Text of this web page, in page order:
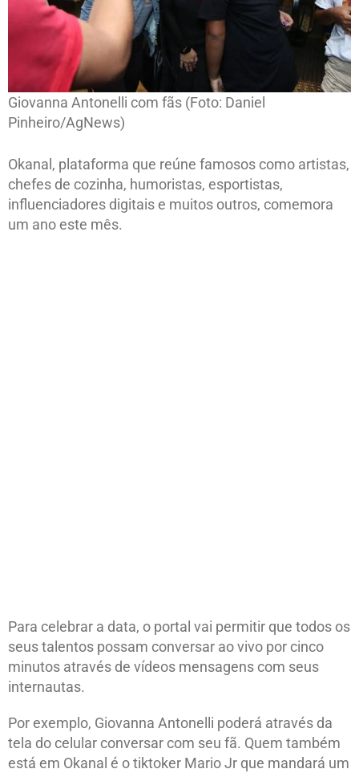
Giovanna Antonelli com fãs (Foto: Daniel
Pinheiro/AgNews)
Okanal, plataforma que reúne famosos como artistas,
chefes de cozinha, humoristas, esportistas,
influenciadores digitais e muitos outros, comemora
um ano este mês.
Para celebrar a data, o portal vai permitir que todos os
seus talentos possam conversar ao vivo por cinco
minutos através de vídeos mensagens com seus
internautas.
Por exemplo, Giovanna Antonelli poderá através da
tela do celular conversar com seu fã. Quem também
está em Okanal é o tiktoker Mario Jr que mandará um